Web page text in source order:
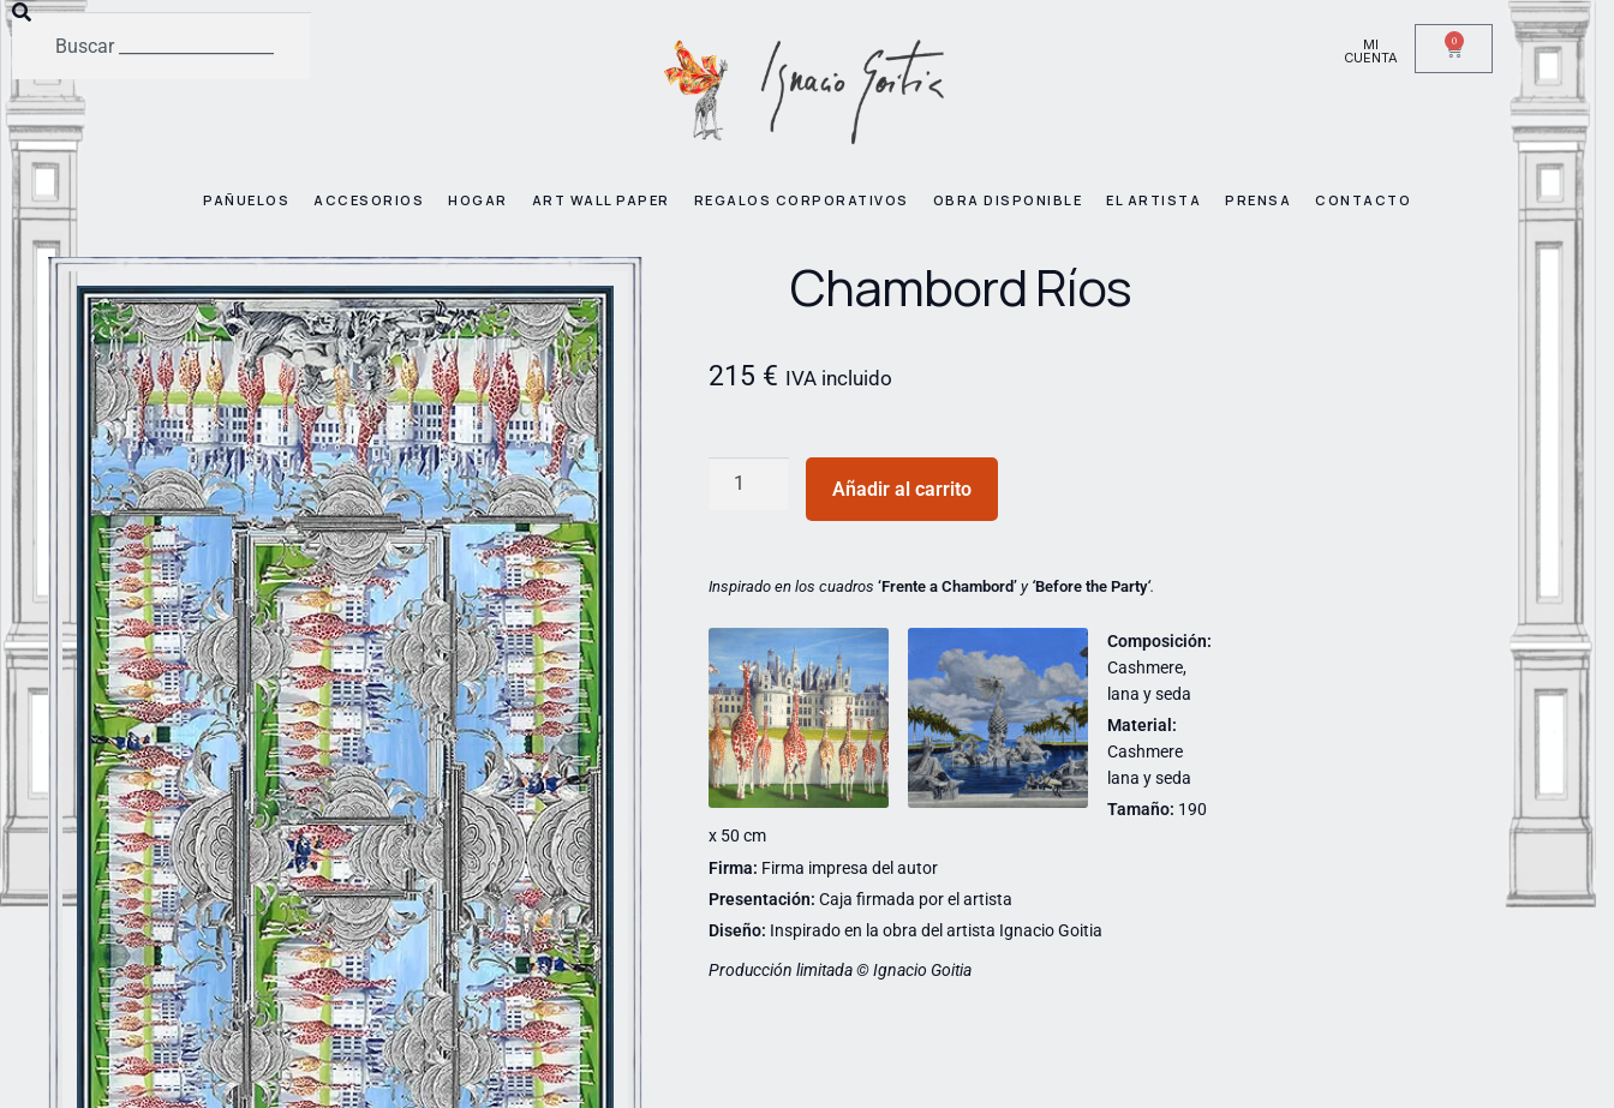
MI
CUENTA
0
PAÑUELOS ACCESORIOS HOGAR ART WALL PAPER REGALOS CORPORATIVOS OBRA DISPONIBLE EL ARTISTA PRENSA CONTACTO
Chambord Ríos
215 € IVA incluido
Añadir al carrito
Inspirado en los cuadros ‘Frente a Chambord’ y ‘Beforethe Party‘.
Composición:
Cashmere,
lana y seda
Material:
Cashmere
lana y seda
Tamaño: 190
x 50 cm
Firma: Firma impresa del autor
Presentación: Caja firmada por el artista
Diseño: Inspirado en la obra del artista Ignacio Goitia
Producción limitada © Ignacio Goitia